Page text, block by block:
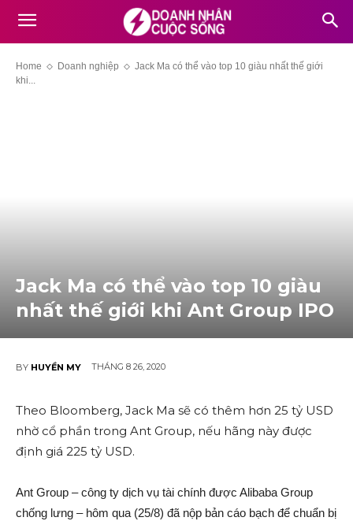
Home Doanh nghiệp
Jack Ma có thể vào top 10 giàu nhất thế giới
khi...
Jack Ma có thể vào top 10 giàu
nhất thế giới khi Ant Group IPO
BY HUYỀN MY THÁNG 8 26, 2020
Theo Bloomberg, Jack Ma sẽ có thêm hơn 25 tỷ USD
nhờ cổ phần trong Ant Group, nếu hãng này được
định giá 225 tỷ USD.
Ant Group – công ty dịc‌h vụ tài chính được Alibaba Group
chống lưng – hôm qua (25/8) đã nộp bản cáo bạch để chuẩn bị